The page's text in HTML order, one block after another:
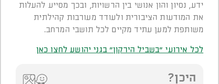
ידע, נסיון והון אנושי בין הרשויות, ובכך מסייע להעלות
את המודעות הציבורית ולעודד מעורבות קהילתית
משותפת למען עתיד מקיים לכל תושבי המרחב.
לכל אירועי "בשביל הירקון" בגני יהושע לחצו כאן
היכן?